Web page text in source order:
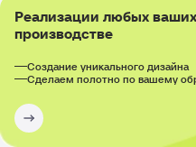
Реализации любых
производстве
Создание уникального дизайна
Сделаем полотно по вашему